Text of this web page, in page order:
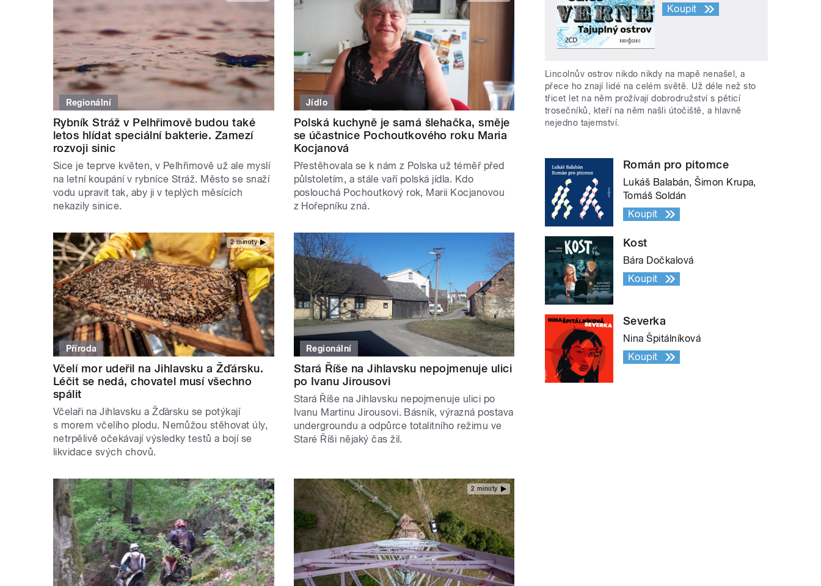
Regionální
Rybník Stráž v Pelhřimově budou také
letos hlídat speciální bakterie. Zamezí
rozvoji sinic
Sice je teprve květen, v Pelhřimově už ale myslí
na letní koupání v rybníce Stráž. Město se snaží
vodu upravit tak, aby ji v teplých měsících
nekazily sinice.
Jídlo
Polská kuchyně je samá šlehačka, směje
se účastnice Pochoutkového roku Maria
Kocjanová
Přestěhovala se k nám z Polska už téměř před
půlstoletím, a stále vaří polská jídla. Kdo
poslouchá Pochoutkový rok, Marii Kocjanovou
z Hořepníku zná.
2 minuty
Příroda
Včelí mor udeřil na Jihlavsku a Žďársku.
Léčit se nedá, chovatel musí všechno
spálit
Včelaři na Jihlavsku a Žďársku se potýkají
s morem včelího plodu. Nemůžou stěhovat úly,
netrpělivě očekávají výsledky testů a bojí se
likvidace svých chovů.
Regionální
Stará Říše na Jihlavsku nepojmenuje ulici
po Ivanu Jirousovi
Stará Říše na Jihlavsku nepojmenuje ulici po
Ivanu Martinu Jirousovi. Básník, výrazná postava
undergroundu a odpůrce totalitního režimu ve
Staré Říši nějaký čas žil.
2 minuty
Koupit
Lincolnův ostrov nikdo nikdy na mapě nenašel, a
přece ho znají lidé na celém světě. Už déle než sto
třicet let na něm prožívají dobrodružství s pěticí
trosečníků, kteří na něm našli útočiště, a hlavně
nejedno tajemství.
Román pro pitomce
Lukáš Balabán, Šimon Krupa,
Tomáš Soldán
Koupit
Kost
Bára Dočkalová
Koupit
Severka
Nina Špitálníková
Koupit